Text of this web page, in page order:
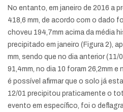
No entanto, em janeiro de 2016 a
418,6 mm, de acordo com o dado
choveu 194,7mm acima da média
precipitado em janeiro (Figura 2),
mm, sendo que no dia anterior (11/
91,4mm, no dia 10 foram 26,2mm e
é possível afirmar que o solo já
12/01 precipitou praticamente o
evento em específico, foi o